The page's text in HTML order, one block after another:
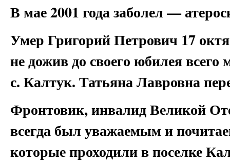
В мае 2001 года заболел —
Умер Григорий Петрович 17
не дожив до своего юбилея
с. Калтук. Татьяна Лавровна
Фронтовик, инвалид Великой
всегда был уважаемым и
которые проходили в поселке